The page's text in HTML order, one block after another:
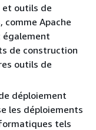
et outils de
Apache
également
de construction
outils de
déploiement
les déploiements
tels